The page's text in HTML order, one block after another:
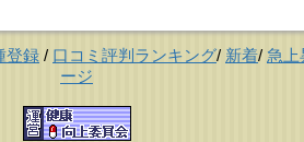
登録 / 口コミ評判ランキング/ 新着/ 急上
ージ